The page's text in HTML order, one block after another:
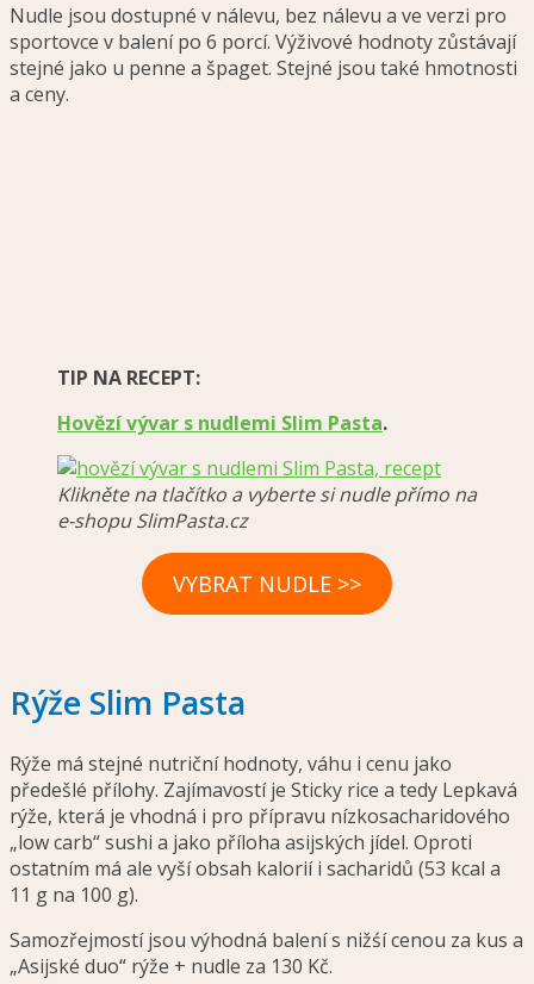
Nudle jsou dostupné v nálevu, bez nálevu a ve verzi pro
sportovce v balení po 6 porcí. Výživové hodnoty zůstávají
stejné jako u penne a špaget. Stejné jsou také hmotnosti
a ceny.
TIP NA RECEPT:
Hovězí vývar s nudlemi Slim Pasta.
Klikněte na tlačítko a vyberte si nudle přímo na
e-shopu SlimPasta.cz
VYBRAT NUDLE >>
Rýže Slim Pasta
Rýže má stejné nutriční hodnoty, váhu i cenu jako
předešlé přílohy. Zajímavostí je Sticky rice a tedy Lepkavá
rýže, která je vhodná i pro přípravu nízkosacharidového
„low carb“ sushi a jako příloha asijských jídel. Oproti
ostatním má ale vyší obsah kalorií i sacharidů (53 kcal a
11 g na 100 g).
Samozřejmostí jsou výhodná balení s nižśí cenou za kus a
„Asijské duo“ rýže + nudle za 130 Kč.